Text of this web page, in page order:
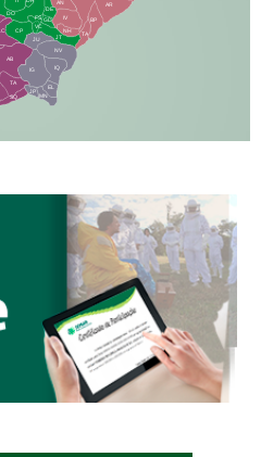
AR
TA
NH
JT
DO
CP
JU
NV
IQ
EL
AB
JP
TA
SQ
IG
MN
BP
AN
IV
FS
VC
GD
DE